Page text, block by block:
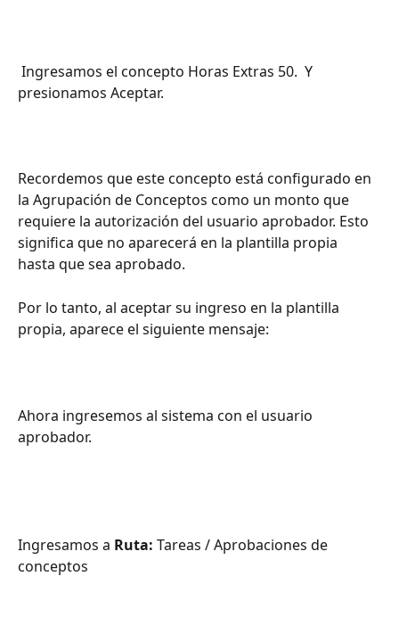
presionamos Aceptar.
Recordemos que este concepto está configurado en
la Agrupación de Conceptos como un monto que
requiere la autorización del usuario aprobador. Esto
significa que no aparecerá en la plantilla propia
hasta que sea aprobado.
Por lo tanto, al aceptar su ingreso en la plantilla
propia, aparece el siguiente mensaje:
Ahora ingresemos al sistema con el usuario
aprobador.
Ingresamos a Ruta: Tareas / Aprobaciones de
conceptos